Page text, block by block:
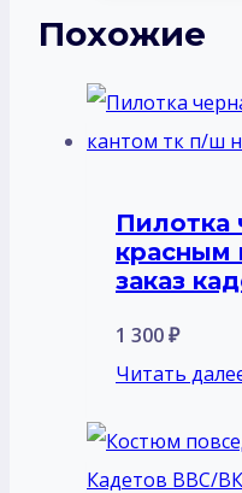
Похожие
Пилотка
красным
заказ
1 300₽
Читать